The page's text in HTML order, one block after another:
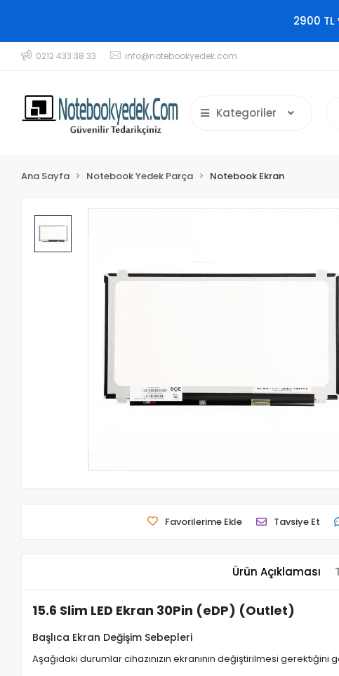
2900
0212 433 38 33 info@notebookyedek.com
Kategoriler
Ana Sayfa Notebook Yedek Parça Notebook Ekran
Favorilerime Ekle Tavsiye Et
Ürün Açıklaması
15.6 Slim LED Ekran 30Pin (eDP) (Outlet)
Başlıca Ekran Değişim Sebepleri
Aşağıdaki durumlar cihazınızın ekranının değiştirilmesi gerektiğini